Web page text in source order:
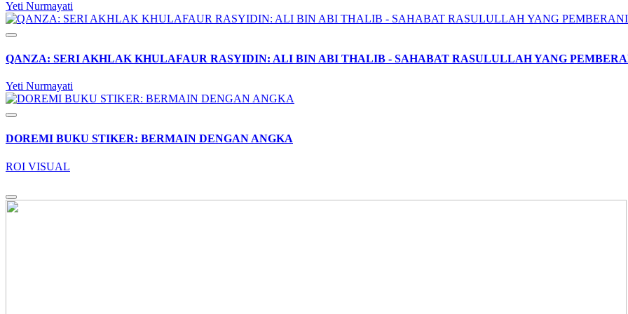
Yeti Nurmayati
QANZA: SERI AKHLAK KHULAFAUR RASYIDIN: ALI BIN ABI THALIB - SAHABAT RASULULLAH YANG
Yeti Nurmayati
DOREMI BUKU STIKER: BERMAIN DENGAN ANGKA
ROI VISUAL